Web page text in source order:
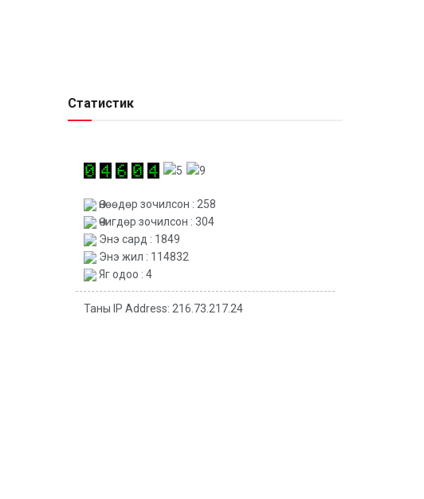
Статистик
Өнөөдөр зочилсон : 258
Өчигдөр зочилсон : 304
Энэ сард : 1849
Энэ жил : 114832
Яг одоо : 4
Таны IP Address: 216.73.217.24